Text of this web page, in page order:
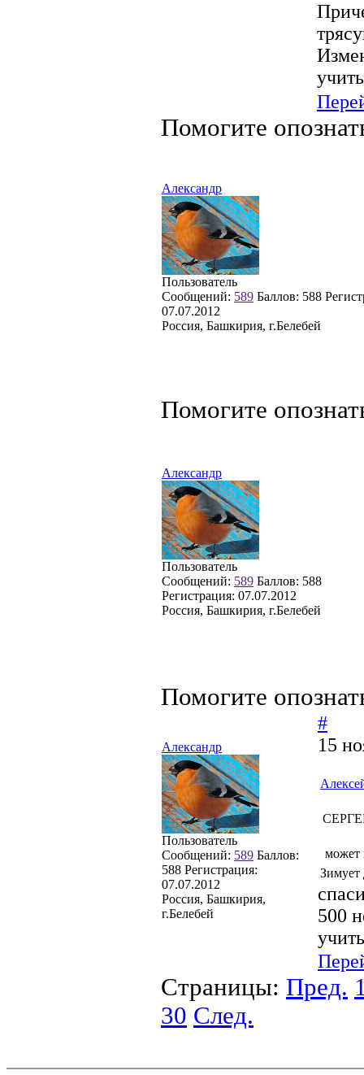
Помогите
Александр
Пользователь
Сообщений: 589 Баллов: 588
07.07.2012
Россия, Башкирия, г.Белебей
Помогите
Александр
Пользователь
Сообщений: 589 Баллов: 588
Регистрация: 07.07.2012
Россия, Башкирия, г.Белебей
Помогите
Александр
Пользователь
Сообщений: 589 Баллов:
588 Регистрация:
07.07.2012
Россия, Башкирия,
г.Белебей
#
15
может
Зимует
500
Страницы: Пред.
30 След.